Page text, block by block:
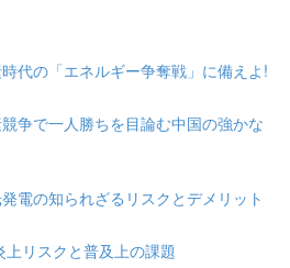
時代の「エネルギー争奪戦」に備えよ!
競争で一人勝ちを目論む中国の強かな
発電の知られざるリスクとデメリット
上リスクと普及上の課題